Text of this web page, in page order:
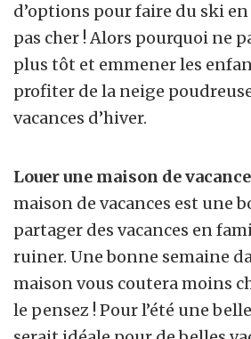
d’options pour faire du ski
pas cher ! Alors pourquoi ne
plus tôt et emmener les
profiter de la neige
vacances d’hiver.
Louer une maison de
maison de vacances est une
partager des vacances en
ruiner. Une bonne semaine
maison vous coutera moins
le pensez ! Pour l’été une belle